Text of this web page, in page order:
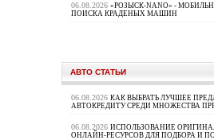
06.08.2026 «РОЗЫСК-NANO» -
ПОИСКА КРАДЕНЫХ МАШИН
АВТО СТАТЬИ
06.08.2026 КАК ВЫБРАТЬ ЛУЧШЕЕ
АВТОКРЕДИТУ СРЕДИ МНОЖЕСТВА
06.08.2026 ИСПОЛЬЗОВАНИЕ
ОНЛАЙН-РЕСУРСОВ ДЛЯ ПОДБОРА И